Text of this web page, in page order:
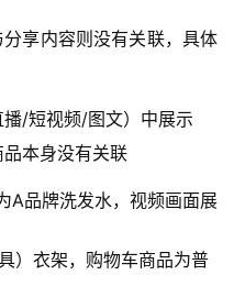
享内容则没有关联，具体
/短视频/图文）中展示
本身没有关联
A品牌洗发水，视频画面展
）衣架，购物车商品为普